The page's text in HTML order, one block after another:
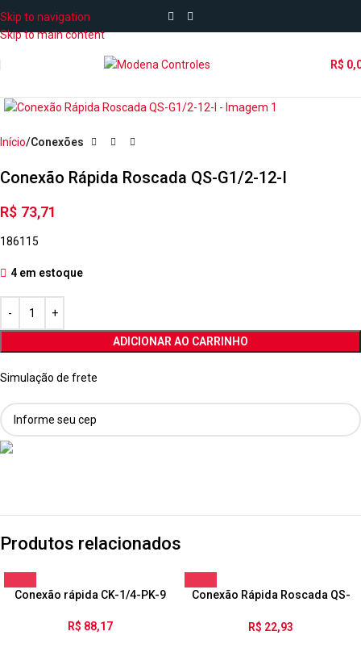
Skip to navigation
Skip to main content
R$
Início Conexões
Conexão Rápida Roscada QS-G1/2-12-I
R$ 73,71
186115
4 em estoque
ADICIONAR AO CARRINHO
Simulação de frete
Produtos relacionados
Conexão rápida CK-1/4-PK-9
R$ 88,17
Conexão Rápida Roscada QS-
R$ 22,93